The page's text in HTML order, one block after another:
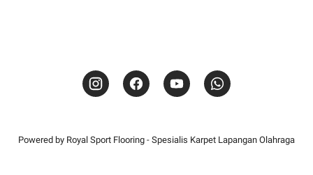
Powered by Royal Sport Flooring - Spesialis Karpet Lapangan Olahraga